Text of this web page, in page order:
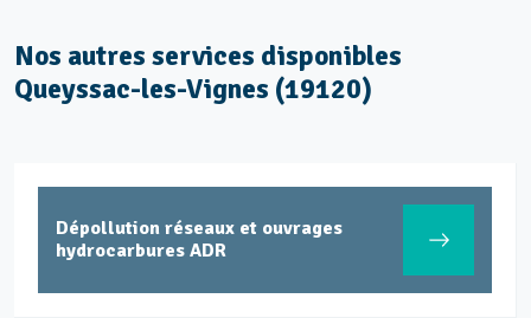
Nos autres services disponibles
Queyssac-les-Vignes (19120)
Dépollution réseaux et ouvrages
hydrocarbures ADR